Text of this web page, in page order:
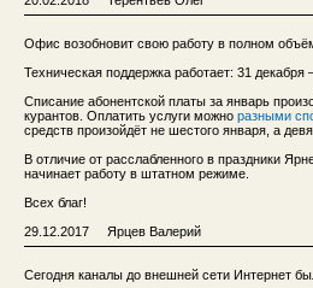
Офис возобновит свою работу в полном
Техническая поддержка работает: 31
Списание абонентской платы за январь
курантов. Оплатить услуги можно разными
средств произойдёт не шестого января, а
В отличие от расслабленного в праздники
начинает работу в штатном режиме.
Всех благ!
29.12.2017 Ярцев Валерий
Сегодня каналы до внешней сети Интернет